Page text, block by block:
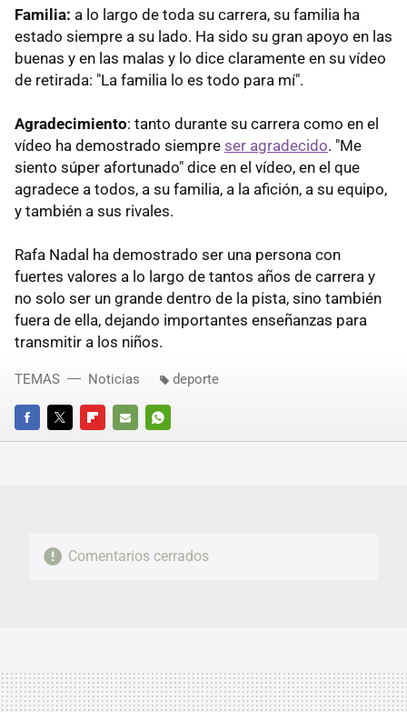
Familia: a lo largo de toda su carrera, su familia ha
estado siempre a su lado. Ha sido su gran apoyo en las
buenas y en las malas y lo dice claramente en su vídeo
de retirada: "La familia lo es todo para mí".
Agradecimiento: tanto durante su carrera como en el
vídeo ha demostrado siempre ser agradecido. "Me
siento súper afortunado" dice en el vídeo, en el que
agradece a todos, a su familia, a la afición, a su equipo,
y también a sus rivales.
Rafa Nadal ha demostrado ser una persona con
fuertes valores a lo largo de tantos años de carrera y
no solo ser un grande dentro de la pista, sino también
fuera de ella, dejando importantes enseñanzas para
transmitir a los niños.
FACEBOOKTWITTERFLIPBOARD
E-
WHATSAPP
TEMAS Noticias deporte
Comentarios cerrados